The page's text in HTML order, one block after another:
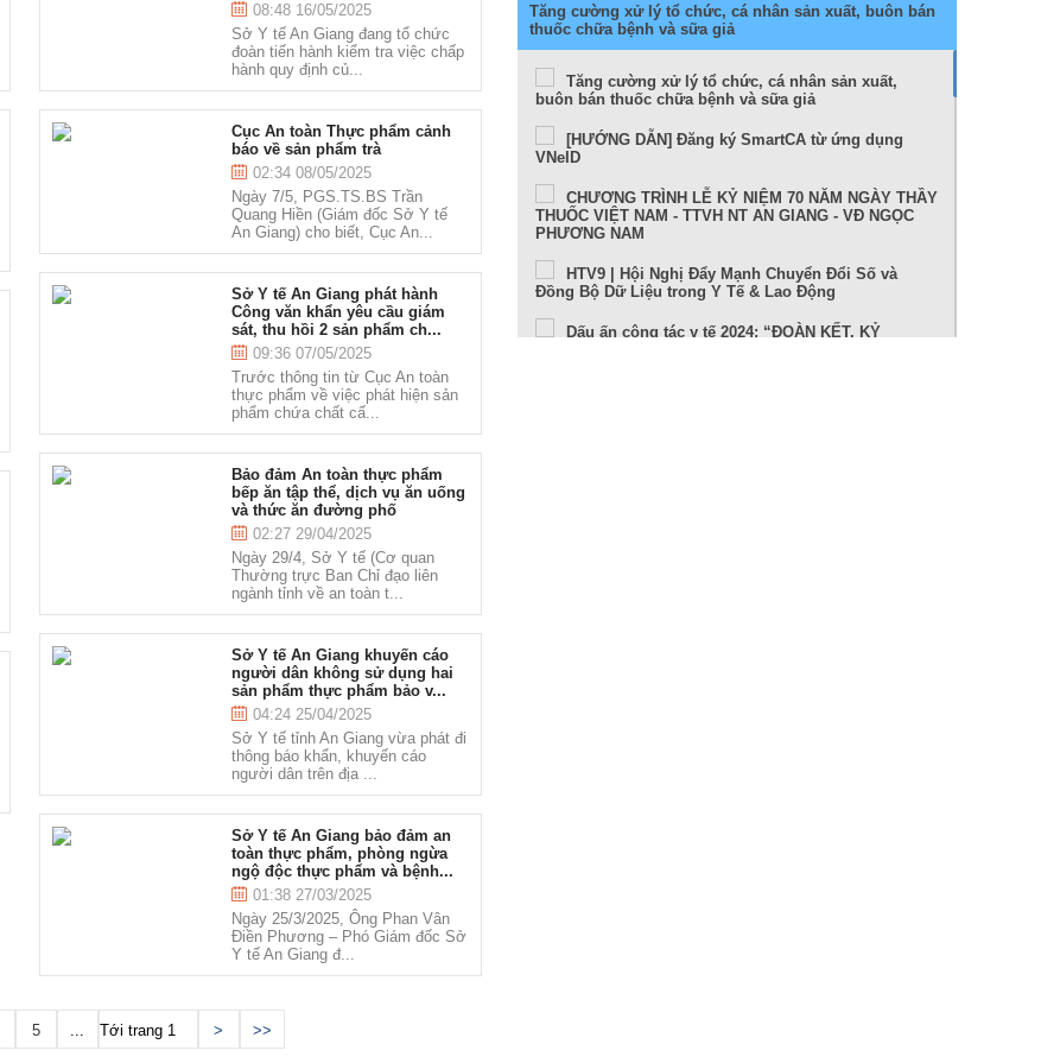
08:48 16/05/2025
Sở Y tế An Giang đang tổ chức
đoàn tiến hành kiểm tra việc chấp
hành quy định củ...
Cục An toàn Thực phẩm cảnh
báo về sản phẩm trà
02:34 08/05/2025
Ngày 7/5, PGS.TS.BS Trần
Quang Hiền (Giám đốc Sở Y tế
An Giang) cho biết, Cục An...
Sở Y tế An Giang phát hành
Công văn khẩn yêu cầu giám
sát, thu hồi 2 sản phẩm ch...
09:36 07/05/2025
Trước thông tin từ Cục An toàn
thực phẩm về việc phát hiện sản
phẩm chứa chất cấ...
Bảo đảm An toàn thực phẩm
bếp ăn tập thể, dịch vụ ăn uống
và thức ăn đường phố
02:27 29/04/2025
Ngày 29/4, Sở Y tế (Cơ quan
Thường trực Ban Chỉ đạo liên
ngành tỉnh về an toàn t...
Sở Y tế An Giang khuyến cáo
người dân không sử dụng hai
sản phẩm thực phẩm bảo v...
04:24 25/04/2025
Sở Y tế tỉnh An Giang vừa phát đi
thông báo khẩn, khuyến cáo
người dân trên địa ...
Sở Y tế An Giang bảo đảm an
toàn thực phẩm, phòng ngừa
ngộ độc thực phẩm và bệnh...
01:38 27/03/2025
Ngày 25/3/2025, Ông Phan Vân
Điền Phương – Phó Giám đốc Sở
Y tế An Giang đ...
5 ... Tới trang > >>
Tăng cường xử lý tổ chức, cá nhân sản xuất, buôn bán
thuốc chữa bệnh và sữa giả
Tăng cường xử lý tổ chức, cá nhân sản xuất,
buôn bán thuốc chữa bệnh và sữa giả
[HƯỚNG DẪN] Đăng ký SmartCA từ ứng dụng
VNeID
CHƯƠNG TRÌNH LỄ KỶ NIỆM 70 NĂM NGÀY THẦY
THUỐC VIỆT NAM - TTVH NT AN GIANG - VĐ NGỌC
PHƯƠNG NAM
HTV9 | Hội Nghị Đẩy Mạnh Chuyển Đổi Số và
Đồng Bộ Dữ Liệu trong Y Tế & Lao Động
Dấu ấn công tác y tế 2024: “ĐOÀN KẾT, KỶ